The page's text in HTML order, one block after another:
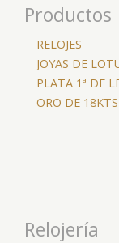
Productos
RELOJES
JOYAS DE
PLATA 1ª DE
ORO DE 18KTS
Relojería